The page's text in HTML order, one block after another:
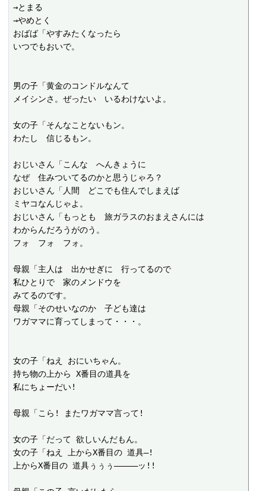
→とまる
→やめとく
おばば「やすみたくなったら
いつでもおいで。
男の子「黄金のコンドルなんて
メイシンさ。ぜったい　いるわけないよ。
女の子「そんなことないもン。
わたし　信じるもン。
おじいさん「こんな　へんきょうに
なぜ　住みついてるのかと思うじゃろ？
おじいさん「人間　どこでも住んでしまえば
ミヤコなんじゃよ。
おじいさん「もっとも　旅ガラスのおまえさんには
わからんだろうがのう。
フォ　フォ　フォ。
母親「主人は　出かせぎに　行ってるので
私ひとりで　家のメンドウを
みてるのです。
母親「そのせいなのか　子ども達は
ワガママに育ってしまって・・・。
女の子「ねえ おにいちゃん。
持ち物の上から X番目の道具を
私にちょーだい!
母親「こら! またワガママ言って!
女の子「だって 欲しいんだもん。
女の子「ねえ 上からX番目の 道具―!
上からX番目の 道具ぅぅぅ―――――ッ!!